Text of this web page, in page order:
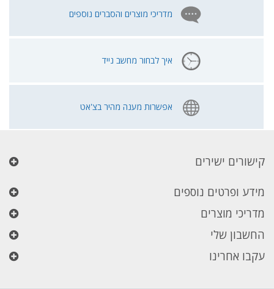
מדריכי מוצרים והסברים נוספים
איך לבחור מחשב נייד
אפשרות מענה מהיר בצ'אט
קישורים ישירים
מידע ופרטים נוספים
מדריכי מוצרים
החשבון שלי
עקבו אחרינו